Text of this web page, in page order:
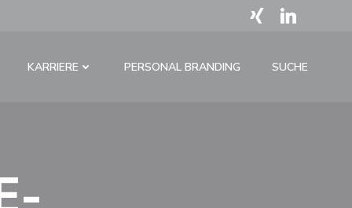
KARRIERE PERSONAL BRANDING SUCHE